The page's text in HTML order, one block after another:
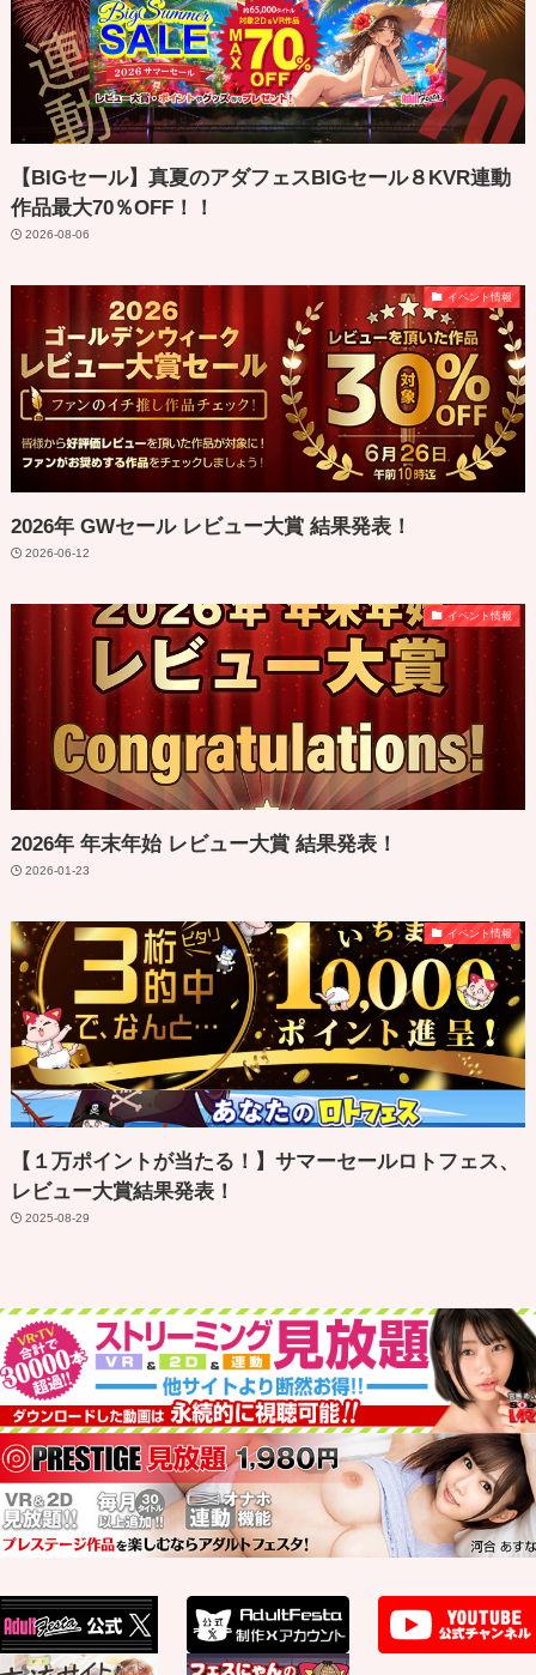
【BIGセール】真夏のアダフェスBIGセール８KVR連動
作品最大70％OFF！！
2026-08-06
イベント情報
2026年 GWセール レビュー大賞 結果発表！
2026-06-12
イベント情報
2026年 年末年始 レビュー大賞 結果発表！
2026-01-23
イベント情報
【１万ポイントが当たる！】サマーセールロトフェス、
レビュー大賞結果発表！
2025-08-29